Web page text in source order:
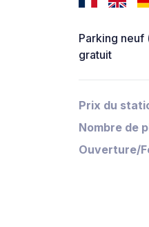
Parking
gratuit
Prix du
Nombre de
Ouverture/